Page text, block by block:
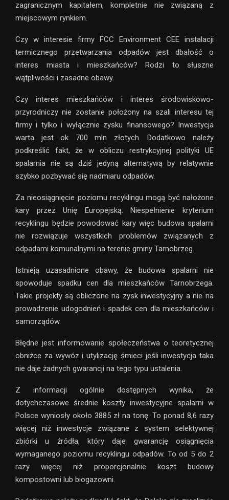
zagranicznym kapitałem, kompletnie nie związaną z
miejscowym rynkiem.
Czy w interesie firmy FCC Environment CEE instalacji
termicznego przetwarzania odpadów jest dbałość o
interes miasta i mieszkańców? Rodzi to słuszne
wątpliwości i zasadne obawy.
Czy interes mieszkańców i interes środowiskowo-
przyrodniczy nie zostanie położony na szali interesu tej
firmy i tylko i wyłącznie zysku finansowego? Inwestycja
warta jest ok 700 mln złotych. Dodatkowo należy
podkreślić fakt, że w obliczu restrykcyjnej polityki UE
spalarnia nie są dziś jedyną alternatywą by relatywnie
szybko pozbywać się nadmiaru odpadów.
Za nieosiągnięcie poziomu recyklingu mogą być nałożone
kary przez Unię Europejską. Niespełnienie kryterium
recyklingu będzie powodować kary więc budowa spalarni
nie rozwiązuje wszystkich problemów związanych z
odpadami komunalnymi na terenie gminy Tarnobrzeg.
Istnieją uzasadnione obawy, że budowa spalarni nie
spowoduje spadku cen dla mieszkańców Tarnobrzega.
Takie projekty są obliczone na zysk inwestycyjny a nie na
prowadzenie udogodnień i spadek cen dla mieszkańców i
samorządów.
Błędne jest informowanie społeczeństwa o teoretycznej
obniżce za wywóz i utylizację śmieci jeśli inwestycja taka
nie daje żadnych gwarancji na tego typu ustalenia.
Z informacji ogólnie dostępnych wynika, że
dotychczasowe średnie koszty inwestycyjne spalarni w
Polsce wyniosły około 3885 zł na tonę. To ponad 8,6 razy
więcej niż inwestycje związane z system selektywnej
zbiórki u źródła, który daje gwarancję osiągnięcia
wymaganego poziomu recyklingu odpadów. To od 5 do 2
razy więcej niż proporcjonalnie koszt budowy
kompostowni lub biogazowni.